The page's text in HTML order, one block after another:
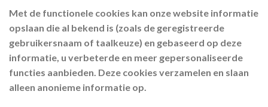
Met de functionele cookies kan onze website informatie
opslaan die al bekend is (zoals de geregistreerde
gebruikersnaam of taalkeuze) en gebaseerd op deze
informatie, u verbeterde en meer gepersonaliseerde
functies aanbieden. Deze cookies verzamelen en slaan
alleen anonieme informatie op.